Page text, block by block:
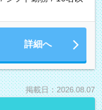
詳細へ
掲載日：2026.08.07